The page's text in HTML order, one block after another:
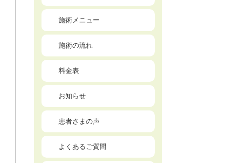
施術メニュー
施術の流れ
料金表
お知らせ
患者さまの声
よくあるご質問